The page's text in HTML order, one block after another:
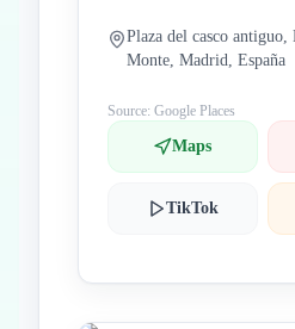
Plaza del casco
Monte, Madrid, España
Source: Google Places
Maps
TikTok